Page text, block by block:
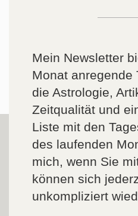
Mein Newsletter
Monat anregende
die Astrologie,
Zeitqualität und
Liste mit den
des laufenden
mich, wenn Sie
können sich
unkompliziert